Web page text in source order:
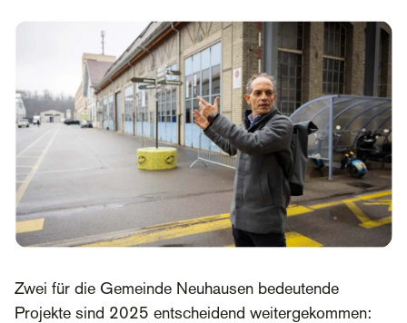
Zwei für die Gemeinde Neuhausen bedeutende
Projekte sind 2025 entscheidend weitergekommen: